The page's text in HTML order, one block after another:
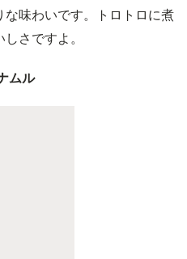
味わいです。トロトロに煮
さですよ。
ムル